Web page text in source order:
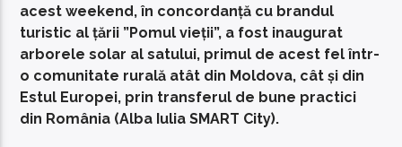
acest weekend, în concordanță cu brandul
turistic al țării ”Pomul vieții”, a fost inaugurat
arborele solar al satului, primul de acest fel într-
o comunitate rurală atât din Moldova, cât și din
Estul Europei, prin transferul de bune practici
din România (Alba Iulia SMART City).